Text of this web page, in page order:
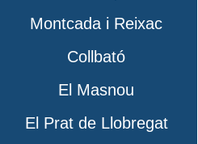
Montcada i Reixac
Collbató
El Masnou
El Prat de Llobregat